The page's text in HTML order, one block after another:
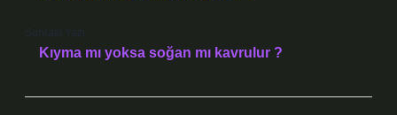
Sonraki Yazı
Kıyma mı yoksa soğan mı kavrulur ?